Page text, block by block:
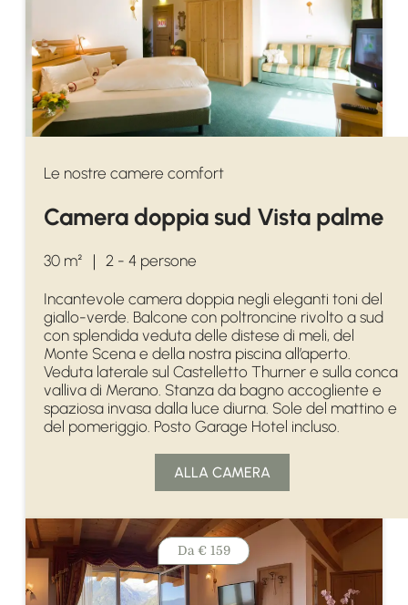
Le nostre camere comfort
Camera doppia sud Vista palme
30 m² ｜ 2 - 4 persone
Incantevole camera doppia negli eleganti toni del
giallo-verde. Balcone con poltroncine rivolto a sud
con splendida veduta delle distese di meli, del
Monte Scena e della nostra piscina all’aperto.
Veduta laterale sul Castelletto Thurner e sulla conca
valliva di Merano. Stanza da bagno accogliente e
spaziosa invasa dalla luce diurna. Sole del mattino e
del pomeriggio. Posto Garage Hotel incluso.
ALLA CAMERA
Da € 159